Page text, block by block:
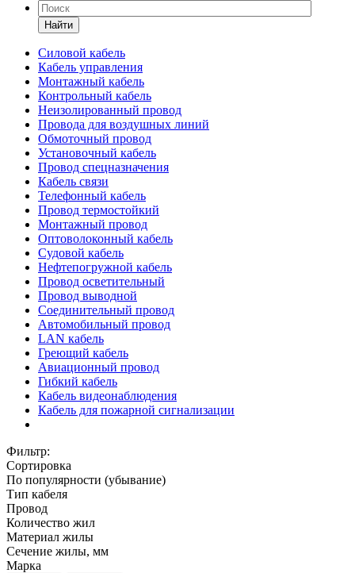
Найти
Силовой кабель
Кабель управления
Монтажный кабель
Контрольный кабель
Неизолированный провод
Провода для воздушных линий
Обмоточный провод
Установочный кабель
Провод спецназначения
Кабель связи
Телефонный кабель
Провод термостойкий
Монтажный провод
Оптоволоконный кабель
Судовой кабель
Нефтепогружной кабель
Провод осветительный
Провод выводной
Соединительный провод
Автомобильный провод
LAN кабель
Греющий кабель
Авиационный провод
Гибкий кабель
Кабель видеонаблюдения
Кабель для пожарной сигнализации
Фильтр:
Сортировка
По популярности (убывание)
Тип кабеля
Провод
Количество жил
Материал жилы
Сечение жилы, мм
Марка